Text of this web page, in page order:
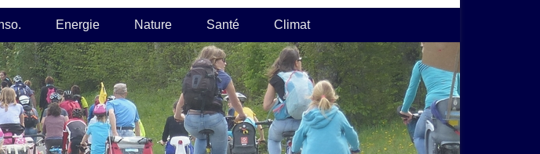
Energie Nature Santé Climat